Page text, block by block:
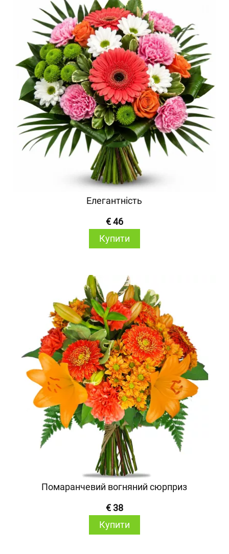
Елегантність
€ 46
Купити
Помаранчевий вогняний сюрприз
€ 38
Купити